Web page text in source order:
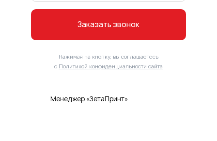
Менеджер «ЗетаПринт»
Заказать звонок
Нажимая на кнопку, вы соглашаетесь
с Политикой конфиденциальности сайта